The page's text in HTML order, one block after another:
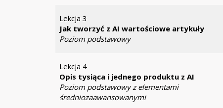
Lekcja 3
Jak tworzyć z AI wartościowe artykuły
Poziom podstawowy
Lekcja 4
Opis tysiąca i jednego produktu z AI
Poziom podstawowy z elementami
średniozaawansowanymi